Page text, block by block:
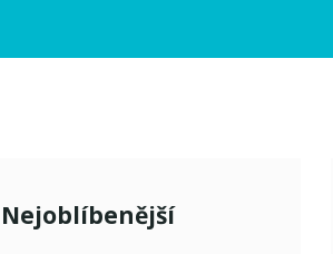
Nejoblíbenější